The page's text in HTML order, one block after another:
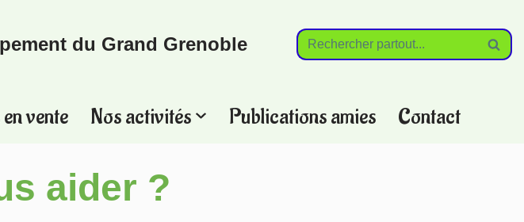
du Grand Grenoble
vente Nos activités Publications amies Contact
aider ?